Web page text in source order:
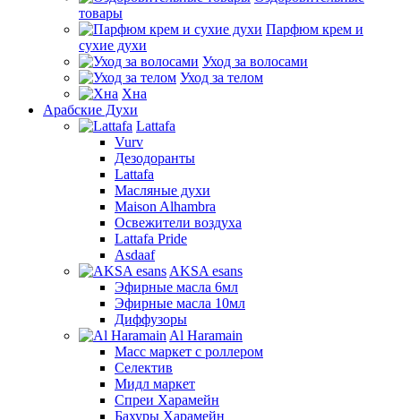
товары
Парфюм крем и
сухие духи
Уход за волосами
Уход за телом
Хна
Арабские Духи
Lattafa
Vurv
Дезодоранты
Lattafa
Масляные духи
Maison Alhambra
Освежители воздуха
Lattafa Pride
Asdaaf
AKSA esans
Эфирные масла 6мл
Эфирные масла 10мл
Диффузоры
Al Haramain
Масс маркет с роллером
Селектив
Мидл маркет
Спреи Харамейн
Бахуры Харамейн